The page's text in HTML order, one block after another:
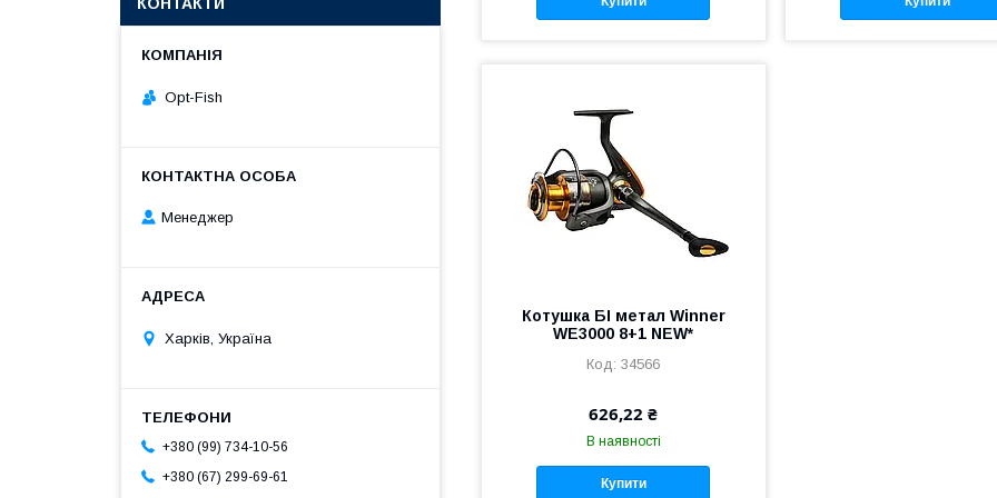
Котушка БІ метал Winner
WE3000 8+1 NEW*
34566
626,22 ₴
В наявності
Купити
Opt-Fish
Менеджер
Харків, Україна
+380 (99) 734-10-56
+380 (67) 299-69-61